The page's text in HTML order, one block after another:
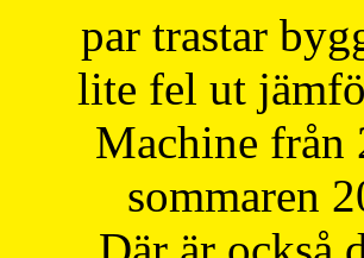
par trastar
lite fel ut
Machine från
sommaren